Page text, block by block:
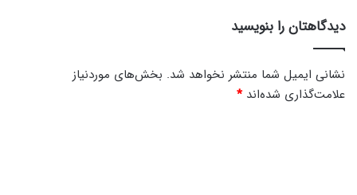
ر
م
4
0
ا
ع
ظ
|
پ
دیدگاهتان را بنویسید
نشانی ایمیل شما منتشر نخواهد شد. بخش‌های موردنیاز
علامت‌گذاری شده‌اند*